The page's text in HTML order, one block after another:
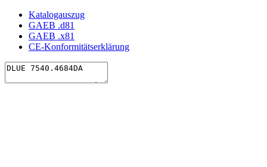
Katalogauszug
GAEB .d81
GAEB .x81
CE-Konformitätserklärung